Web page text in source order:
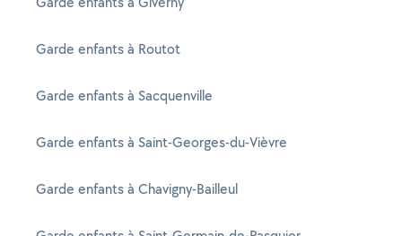
Garde enfants à Routot
Garde enfants à Sacquenville
Garde enfants à Saint-Georges-du-Vièvre
Garde enfants à Chavigny-Bailleul